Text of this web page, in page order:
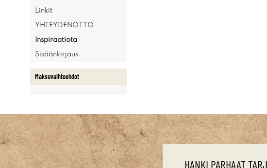
Linkit
YHTEYDENOTTO
Inspiraatiota
Sisäänkirjaus
Maksuvaihtoehdot
HANKI PARHAAT